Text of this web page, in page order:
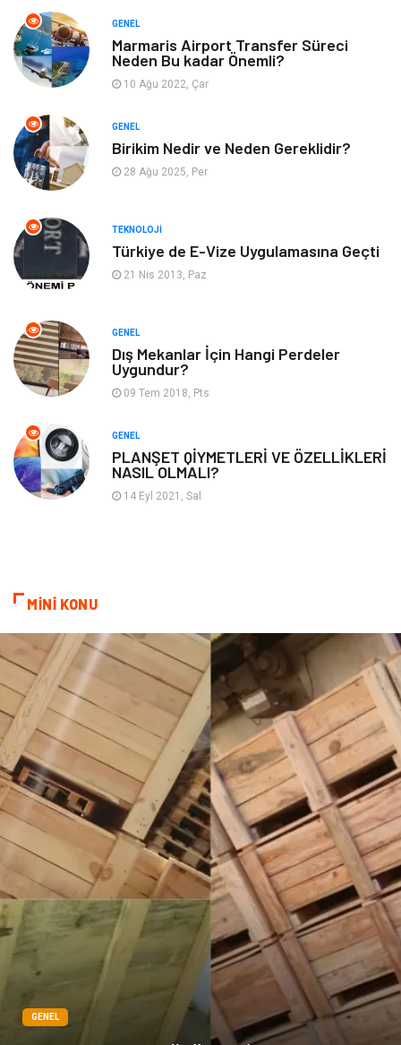
Bilgisayar & Yazılım
Mobilya Seo Teknikleri
Webmaster Araçları
Görsel
Hediyelik Eşya Kültür
Anahtar Kelime Penguen
Hosting
GENEL
Marmaris Airport Transfer Süreci
Neden Bu kadar Önemli?
10 Ağu 2022, Çar
GENEL
Birikim Nedir ve Neden Gereklidir?
28 Ağu 2025, Per
TEKNOLOJI
Türkiye de E-Vize Uygulamasına Geçti
21 Nis 2013, Paz
GENEL
Dış Mekanlar İçin Hangi Perdeler
Uygundur?
09 Tem 2018, Pts
GENEL
PLANŞET QİYMETLERİ VE ÖZELLİKLERİ
NASIL OLMALI?
14 Eyl 2021, Sal
MİNİ KONU
GENEL